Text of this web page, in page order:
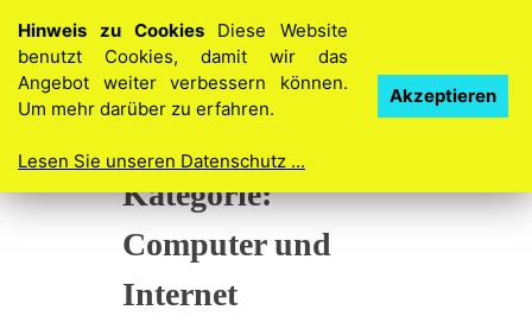
Kategorie:
Computer und
Internet
Hinweis zu CookiesDiese Website
benutzt Cookies, damit wir das
Angebot weiter verbessern können.
Um mehr darüber zu erfahren.
Lesen Sie unseren Datenschutz ...
Akzeptieren